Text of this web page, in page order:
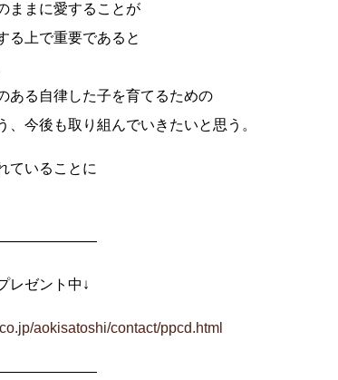
ままに愛することが
る上で重要であると
ある自律した子を育てるための
、今後も取り組んでいきたいと思う。
ていることに
レゼント中↓
aokisatoshi/contact/ppcd.html